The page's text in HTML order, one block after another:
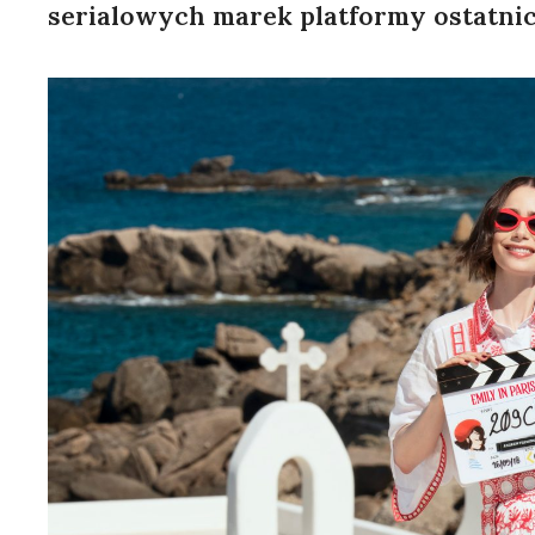
serialowych marek platformy